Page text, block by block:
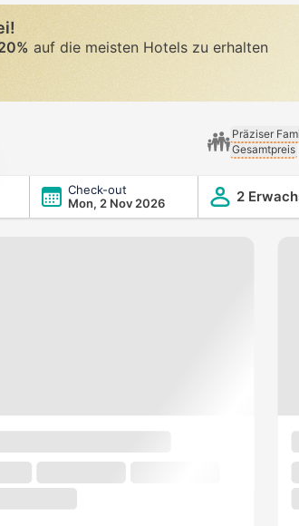
auf die meisten Hotels zu erhalten
Präziser
Gesamtpreis
Check-out
Mon, 2 Nov 2026
2